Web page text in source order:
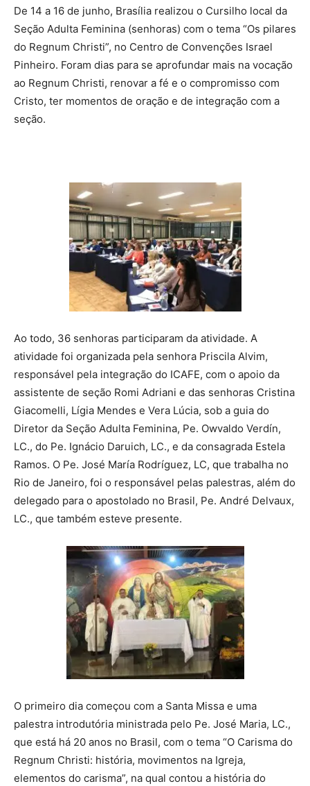
De 14 a 16 de junho, Brasília realizou o Cursilho local da
Seção Adulta Feminina (senhoras) com o tema “Os pilares
do Regnum Christi”, no Centro de Convenções Israel
Pinheiro. Foram dias para se aprofundar mais na vocação
ao Regnum Christi, renovar a fé e o compromisso com
Cristo, ter momentos de oração e de integração com a
seção.
Ao todo, 36 senhoras participaram da atividade. A
atividade foi organizada pela senhora Priscila Alvim,
responsável pela integração do ICAFE, com o apoio da
assistente de seção Romi Adriani e das senhoras Cristina
Giacomelli, Lígia Mendes e Vera Lúcia, sob a guia do
Diretor da Seção Adulta Feminina, Pe. Owvaldo Verdín,
LC., do Pe. Ignácio Daruich, LC., e da consagrada Estela
Ramos. O Pe. José María Rodríguez, LC, que trabalha no
Rio de Janeiro, foi o responsável pelas palestras, além do
delegado para o apostolado no Brasil, Pe. André Delvaux,
LC., que também esteve presente.
O primeiro dia começou com a Santa Missa e uma
palestra introdutória ministrada pelo Pe. José Maria, LC.,
que está há 20 anos no Brasil, com o tema “O Carisma do
Regnum Christi: história, movimentos na Igreja,
elementos do carisma”, na qual contou a história do